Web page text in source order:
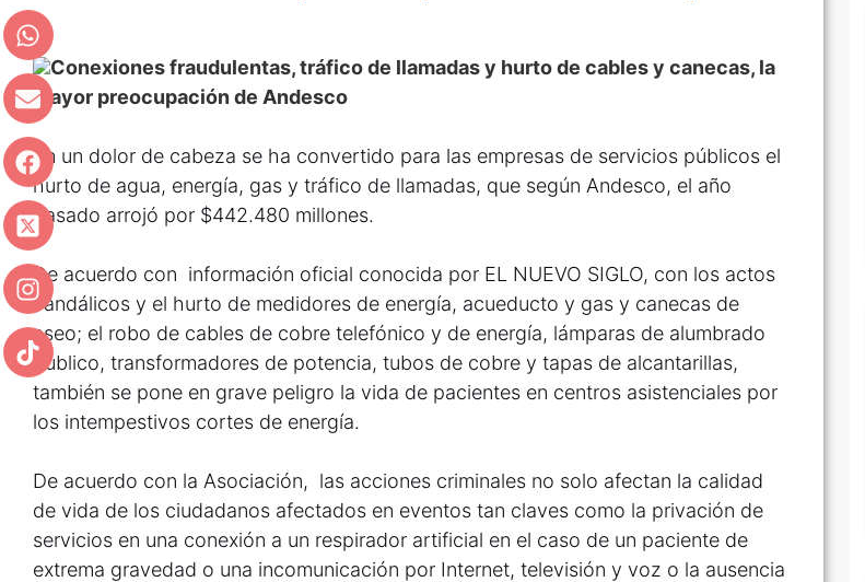
Conexiones fraudulentas, tráfico de llamadas y hurto de cables y canecas, la
mayor preocupación de Andesco
En un dolor de cabeza se ha convertido para las empresas de servicios públicos el
hurto de agua, energía, gas y tráfico de llamadas, que según Andesco, el año
pasado arrojó por $442.480 millones.
De acuerdo con información oficial conocida por EL NUEVO SIGLO, con los actos
vandálicos y el hurto de medidores de energía, acueducto y gas y canecas de
aseo; el robo de cables de cobre telefónico y de energía, lámparas de alumbrado
público, transformadores de potencia, tubos de cobre y tapas de alcantarillas,
también se pone en grave peligro la vida de pacientes en centros asistenciales por
los intempestivos cortes de energía.
De acuerdo con la Asociación, las acciones criminales no solo afectan la calidad
de vida de los ciudadanos afectados en eventos tan claves como la privación de
servicios en una conexión a un respirador artificial en el caso de un paciente de
extrema gravedad o una incomunicación por Internet, televisión y voz o la ausencia